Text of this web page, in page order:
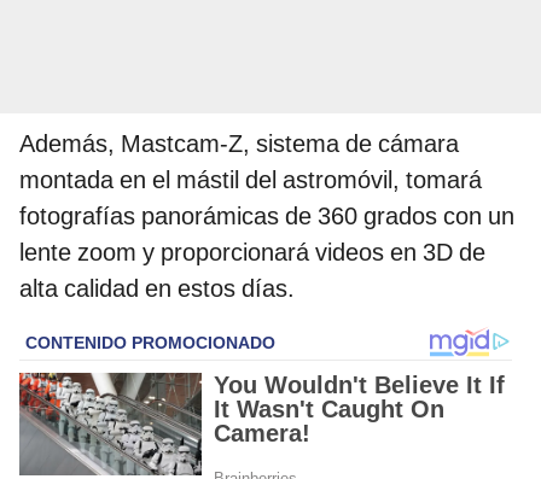
Además, Mastcam-Z, sistema de cámara
montada en el mástil del astromóvil, tomará
fotografías panorámicas de 360 grados con un
lente zoom y proporcionará videos en 3D de
alta calidad en estos días.